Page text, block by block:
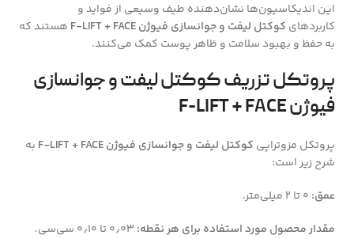
این اندیکاسیون‌ها نشان‌دهنده طیف وسیعی از فواید و
کاربردهای کوکتل لیفت و جوانسازی فیوژن F-LIFT + FACE
هستند که
به حفظ و بهبود سلامت و ظاهر پوست کمک می‌کنند.
پروتکل تزریف کوکتل لیفت و جوانسازی
فیوژن F-LIFT + FACE
پروتکل مزوتراپی کوکتل لیفت و جوانسازی فیوژن F-LIFT + FACE
به
شرح زیر است:
عمق:
مقدار محصول مورد استفاده برای هر نقطه: